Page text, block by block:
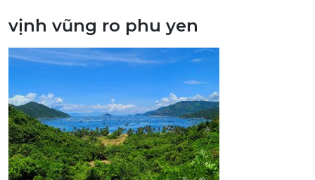
vịnh vũng ro phu yen